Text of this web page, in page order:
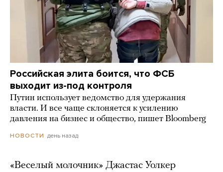
Российская элита боится, что ФСБ
выходит из-под контроля
Путин использует ведомство для удержания
власти. И все чаще склоняется к усилению
давления на бизнес и общество, пишет Bloomberg
НОВОСТИ день назад
«Веселый молочник» Джастас Уолкер